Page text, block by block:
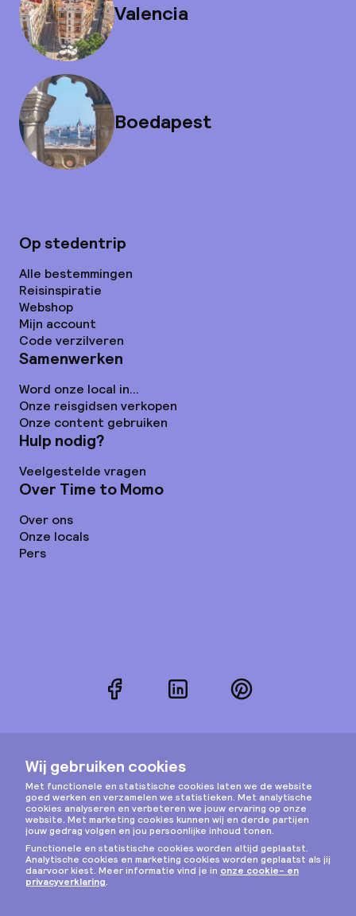
Valencia
Boedapest
Op stedentrip
Alle bestemmingen
Reisinspiratie
Webshop
Mijn account
Code verzilveren
Samenwerken
Word onze local in...
Onze reisgidsen verkopen
Onze content gebruiken
Hulp nodig?
Veelgestelde vragen
Over Time to Momo
Over ons
Onze locals
Pers
FacebookLinkedInPinterest
Instagram